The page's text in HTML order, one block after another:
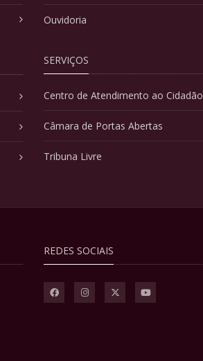
Ouvidoria
SERVIÇOS
Centro de Atendimento ao Cidadão
Câmara de Portas Abertas
Tribuna Livre
REDES SOCIAIS